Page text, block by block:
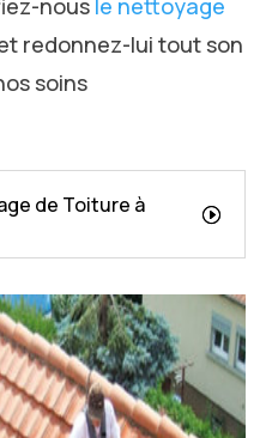
nous le nettoyage
redonnez-lui tout son
soins
de Toiture à